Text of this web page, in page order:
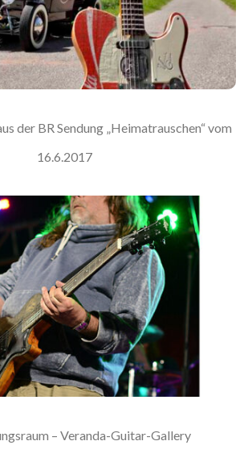
Vom 16.6.2017
Gitarre – Aviator Verkauft
– Veranda-Guitar-
Gallery